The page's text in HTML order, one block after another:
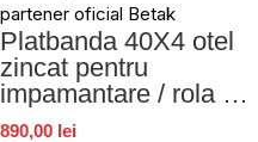
Platbanda 40X4 otel
zincat pentru
impamantare / rola 49-
52kg
890,00 lei